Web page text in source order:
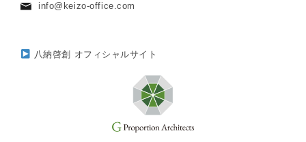
info@keizo-office.com
八納啓創 オフィシャルサイト